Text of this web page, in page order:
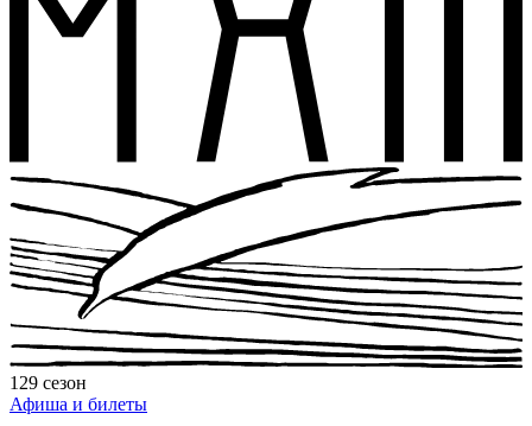
129 сезон
Афиша и билеты